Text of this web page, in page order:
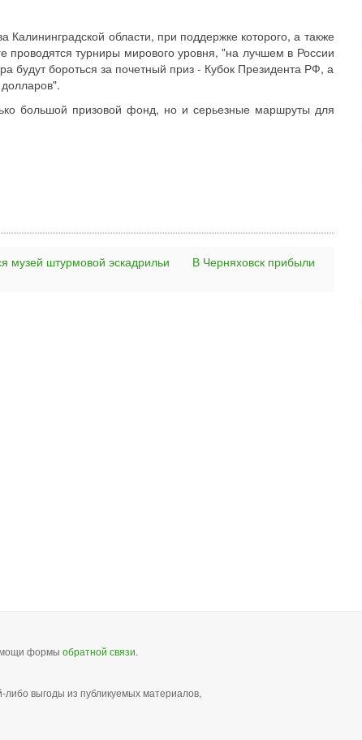
области, при поддержке которого, а также
проводятся турниры мирового уровня, "на лучшем в России
будут бороться за почетный приз - Кубок Президента РФ, а
большой призовой фонд, но и серьезные маршруты для
музей штурмовой эскадрильи
В Черняховск прибыли
формы обратной связи.
либо выгоды из публикуемых материалов,